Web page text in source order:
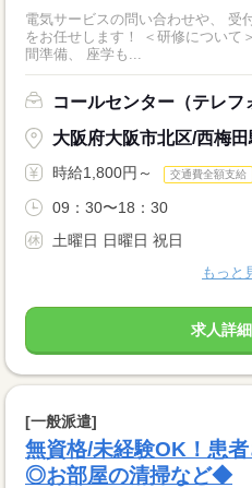
電気サービスの問い合わせや、 受
をお任せします！ ＜研修について＞ 習熟度に合わせて研修を1‾2週
間準備、 座学も...
コールセンター（テレフ
大阪府大阪市北区/西梅田
時給1,800円～ 交通費全額支給
09：30〜18：30
土曜日 日曜日 祝日
もっと
求人詳
[一般派遣]
無資格/未経験OK！患
◎お部屋の清掃など◆